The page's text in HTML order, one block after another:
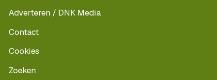
Adverteren / DNK Media
Contact
Cookies
Zoeken